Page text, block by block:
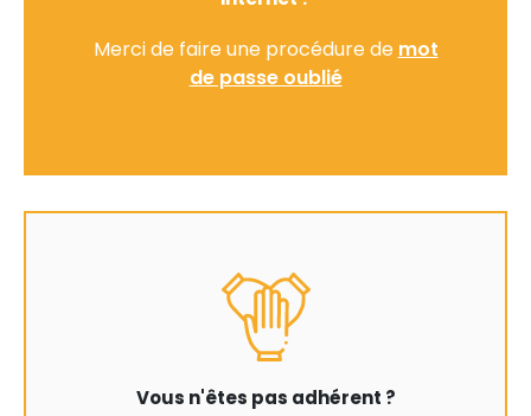
Merci de faire une procédure de mot
de passe oublié
Vous n'êtes pas adhérent ?